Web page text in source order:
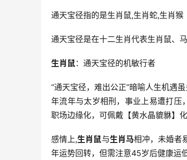
通天宝径指的是生肖鼠,生肖蛇,生肖猴
通天宝径是在十二生肖代表生肖鼠、
生肖鼠：通天宝径的机敏行者
“通天宝径，难出公正”暗喻人生机遇虽
年流年与太岁相刑，事业上易遭打压
职场边缘化，可佩戴【黄水晶貔貅】
感情上,生肖鼠与生肖马相冲，未婚者
年运势回转，但需注意45岁后健康运